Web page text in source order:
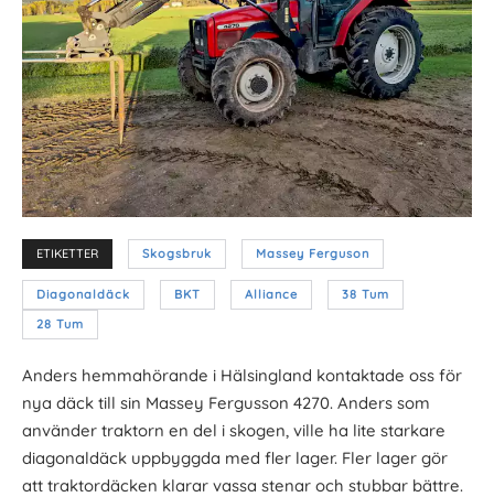
ETIKETTER Skogsbruk Massey Ferguson
Diagonaldäck BKT Alliance
38 Tum
28 Tum
Anders hemmahörande i Hälsingland kontaktade oss för
nya däck till sin Massey Fergusson 4270. Anders som
använder traktorn en del i skogen, ville ha lite starkare
diagonaldäck uppbyggda med fler lager. Fler lager gör
att traktordäcken klarar vassa stenar och stubbar bättre.